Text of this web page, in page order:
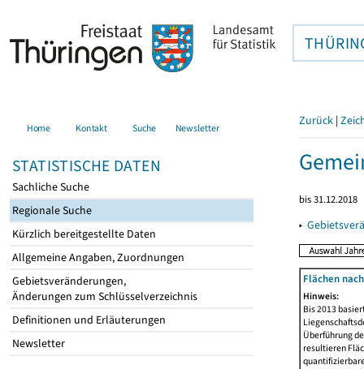
Home Kontakt Suche Newsletter
STATISTISCHE DATEN
Sachliche Suche
Regionale Suche
Kürzlich bereitgestellte Daten
Allgemeine Angaben, Zuordnungen
Gebietsveränderungen,
Änderungen zum Schlüsselverzeichnis
Definitionen und Erläuterungen
Newsletter
Zurück |
bis 31.12.2018
▸
Flächen
Hinweis:
Bis 2013
Überführung
resultieren